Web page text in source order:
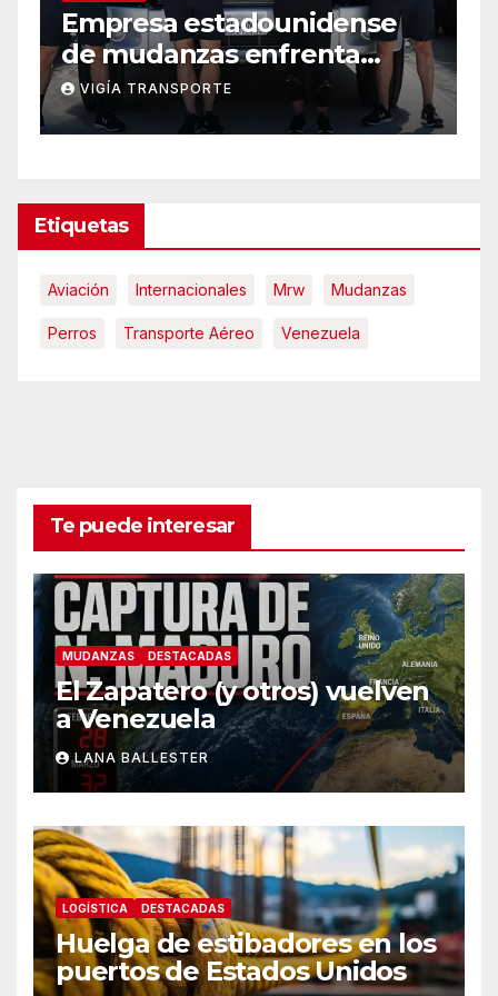
Una mudanza nocturna
deriva en una violenta
disputa en Ourense
LANA BALLESTER
Etiquetas
Aviación Internacionales Mrw Mudanzas
Perros Transporte Aéreo Venezuela
Te puede interesar
MUDANZAS DESTACADAS
El Zapatero (y otros) vuelven
a Venezuela
LANA BALLESTER
LOGÍSTICA DESTACADAS
Huelga de estibadores en los
puertos de Estados Unidos